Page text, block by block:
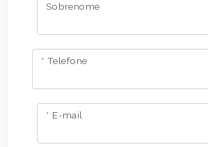
Sobrenome
* Telefone
* E-mail